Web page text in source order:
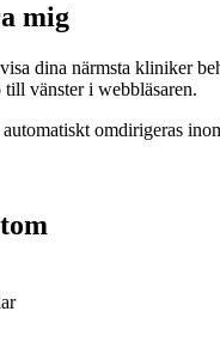
mig
dina närmsta kliniker
vänster i webbläsaren.
omdirigeras